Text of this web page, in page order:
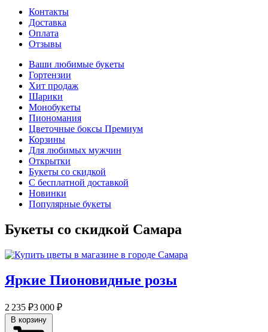
Контакты
Доставка
Оплата
Отзывы
Ваши любимые букеты
Гортензии
Хит продаж
Шарики
Монобукеты
Пиономания
Цветочные боксы Премиум
Корзины
Для любимых мужчин
Открытки
Букеты со скидкой
С бесплатной доставкой
Новинки
Популярные букеты
Букеты со скидкой Самара
Яркие Пионовидные розы
2 235 ₽3 000 ₽